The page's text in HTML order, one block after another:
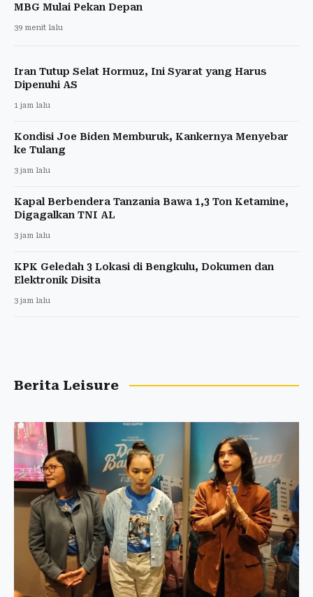
MBG Mulai Pekan Depan
39 menit lalu
Iran Tutup Selat Hormuz, Ini Syarat yang Harus
Dipenuhi AS
1 jam lalu
Kondisi Joe Biden Memburuk, Kankernya Menyebar
ke Tulang
3 jam lalu
Kapal Berbendera Tanzania Bawa 1,3 Ton Ketamine,
Digagalkan TNI AL
3 jam lalu
KPK Geledah 3 Lokasi di Bengkulu, Dokumen dan
Elektronik Disita
3 jam lalu
Berita Leisure